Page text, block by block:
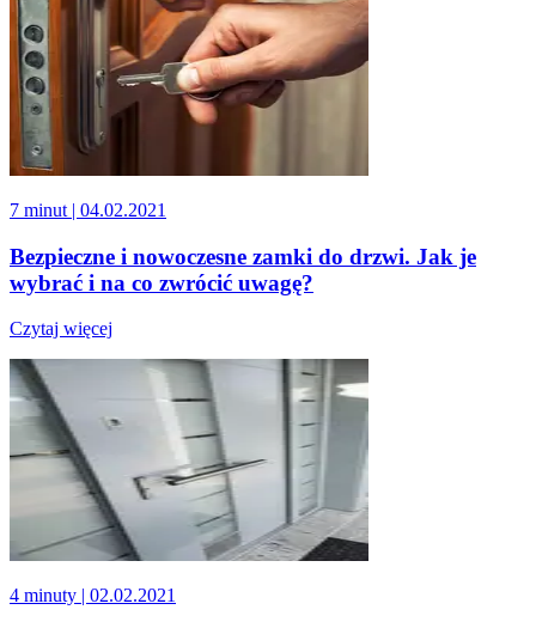
7 minut | 04.02.2021
Bezpieczne i nowoczesne zamki do drzwi. Jak je
wybrać i na co zwrócić uwagę?
Czytaj więcej
4 minuty | 02.02.2021